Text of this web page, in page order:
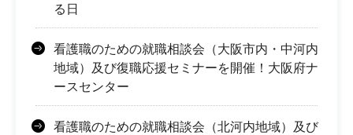
る日
看護職のための就職相談会（大阪市内・中河内
地域）及び復職応援セミナーを開催！大阪府ナ
ースセンター
看護職のための就職相談会（北河内地域）及び